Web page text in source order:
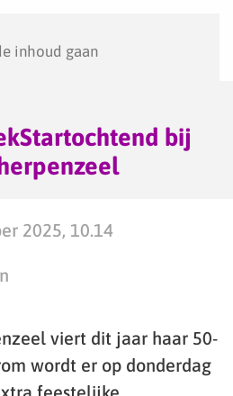
inhoud gaan
bij
2025, 10.14
viert dit jaar haar 50-
wordt er op donderdag